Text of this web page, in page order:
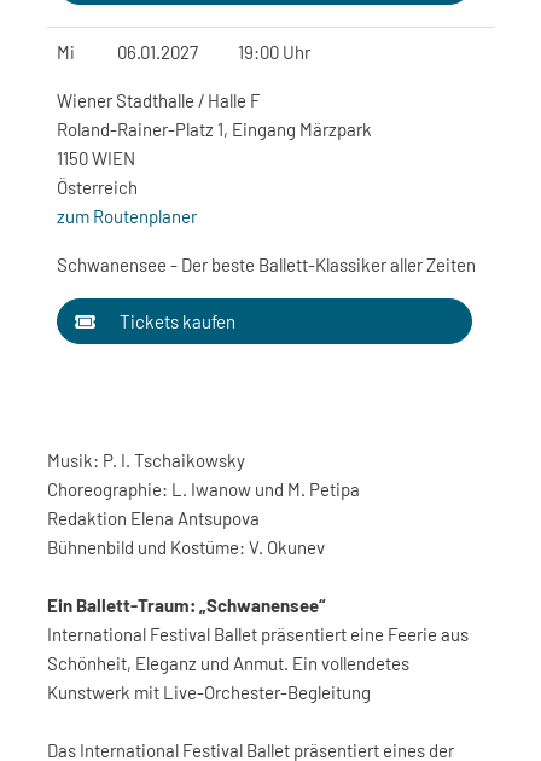
Mi 06.01.2027 19:00 Uhr
Wiener Stadthalle / Halle F
Roland-Rainer-Platz 1, Eingang Märzpark
1150 WIEN
Österreich
zum Routenplaner
Schwanensee - Der beste Ballett-Klassiker aller Zeiten
Tickets kaufen
Musik: P. I. Tschaikowsky
Choreographie: L. Iwanow und M. Petipa
Redaktion Elena Antsupova
Bühnenbild und Kostüme: V. Okunev
Ein Ballett-Traum: „Schwanensee“
International Festival Ballet präsentiert eine Feerie aus
Schönheit, Eleganz und Anmut. Ein vollendetes
Kunstwerk mit Live-Orchester-Begleitung
Das International Festival Ballet präsentiert eines der